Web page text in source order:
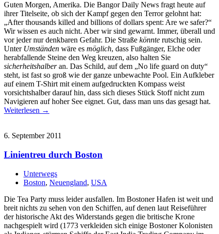
Guten Morgen, Amerika. Die Bangor Daily News fragt heute auf
ihrer Titelseite, ob sich der Kampf gegen den Terror gelohnt hat:
„After thousands killed and billions of dollars spent: Are we safer?“
Wir wissen es auch nicht. Aber wir sind gewarnt. Immer, überall und
vor jeder nur denkbaren Gefahr. Die Straße könnte rutschig sein.
Unter Umständen wäre es möglich, dass Fußgänger, Elche oder
herabfallende Steine den Weg kreuzen, also halten Sie
sicherheitshalberan. Das Schild, auf dem „No life guard on duty“
steht, ist fast so groß wie der ganze unbewachte Pool. Ein Aufkleber
auf einem T-Shirt mit einem aufgedruckten Kompass weist
vorsichtshalber darauf hin, dass sich dieses Stück Stoff nicht zum
Navigieren auf hoher See eignet. Gut, dass man uns das gesagt hat.
Weiterlesen →
6. September 2011
Linientreu durch Boston
Unterwegs
Boston, Neuengland, USA
Die Tea Party muss leider ausfallen. Im Bostoner Hafen ist weit und
breit nichts zu sehen von den Schiffen, auf denen laut Reiseführer
der historische Akt des Widerstands gegen die britische Krone
nachgespielt wird (1773 verkleiden sich einige Bostoner Kolonisten